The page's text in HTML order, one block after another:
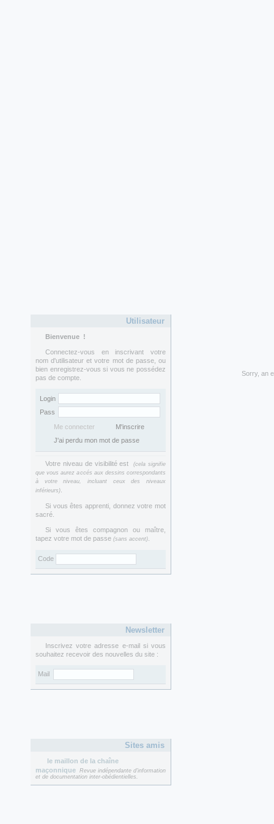
Utilisateur
Bienvenue !
Connectez-vous en inscrivant votre
nom d'utilisateur et votre mot de passe, ou
bien enregistrez-vous si vous ne possédez
pas de compte.
Login
Pass
Me connecter
M'inscrire
J'ai perdu mon mot de passe
Votre niveau de visibilité est
(cela signifie
que vous aurez accés aux dessins correspondants
à votre niveau, incluant ceux des niveaux
inférieurs)
Si vous êtes apprenti, donnez votre mot
sacré.
Si vous êtes compagnon ou maître,
tapez votre mot de passe (sans accent)
Code
Newsletter
Inscrivez votre adresse e-mail si vous
souhaitez recevoir des nouvelles du site :
Mail
Sites amis
le maillon de la chaîne
maçonnique Revue indépendante d'information
et de documentation inter-obédientielles.
Sorry, an